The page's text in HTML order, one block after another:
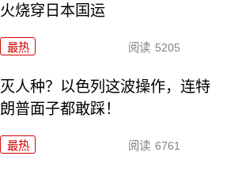
火烧穿日本国运
最热 阅读 5205
灭人种？以色列这波操作，连特
朗普面子都敢踩！
最热 阅读 6761